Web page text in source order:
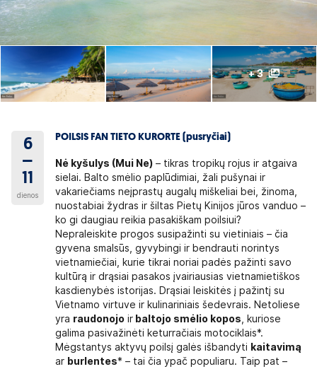
+ 3
6
–
11
dienos
POILSIS FAN TIETO KURORTE (pusryčiai)
Nė kyšulys (Mui Ne) – tikras tropikų rojus ir atgaiva
sielai. Balto smėlio paplūdimiai, žali pušynai ir
vakariečiams neįprastų augalų miškeliai bei, žinoma,
nuostabiai žydras ir šiltas Pietų Kinijos jūros vanduo –
ko gi daugiau reikia pasakiškam poilsiui?
Nepraleiskite progos susipažinti su vietiniais – čia
gyvena smalsūs, gyvybingi ir bendrauti norintys
vietnamiečiai, kurie tikrai noriai padės pažinti savo
kultūrą ir drąsiai pasakos įvairiausias vietnamietiškos
kasdienybės istorijas. Drąsiai leiskitės į pažintį su
Vietnamo virtuve ir kulinariniais šedevrais. Netoliese
yra raudonojo ir baltojo smėlio kopos , kuriose
galima pasivažinėti keturračiais motociklais*.
Mėgstantys aktyvų poilsį galės išbandyti kaitavimą
ar burlentes* – tai čia ypač populiaru. Taip pat –